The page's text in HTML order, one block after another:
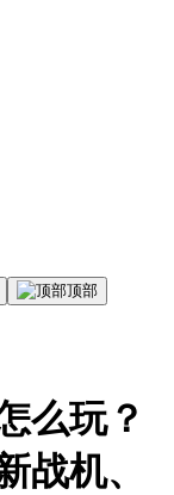
顶部
么玩？
战机、